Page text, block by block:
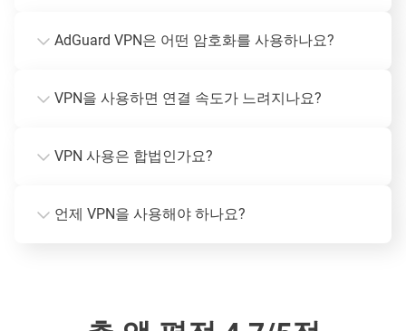
AdGuard VPN은 어떤 암호화를 사용하나요?
VPN을 사용하면 연결 속도가 느려지나요?
VPN 사용은 합법인가요?
언제 VPN을 사용해야 하나요?